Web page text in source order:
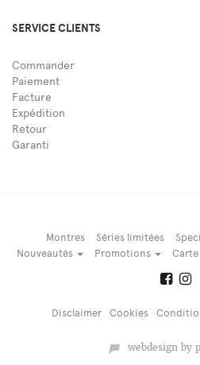
SERVICE CLIENTS
Commander
Paiement
Facture
Expédition
Retour
Garanti
Montres Séries limitées
Nouveautés
Promotions Carte
Disclaimer Cookies
webdesign by